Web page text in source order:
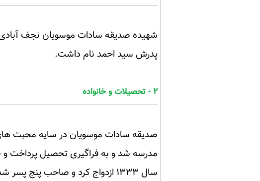
شهیده صدیقه سادات موسویان نجف آبادی (۱۳۱۸/۰۲/۲۴ _ ۱۳۶۶/۰۵/۰۹)
پدرش سید احمد نام داشت.
۲ - تحصیلات و خانواده
صدیقه سادات موسویان در سایه محبت
مدرسه شد و به فراگیری تحصیل پرداخت و
سال ۱۳۳۳ ازدواج کرد و صاحب پنج پسر شد. "دو فرزندش به نام های آقا